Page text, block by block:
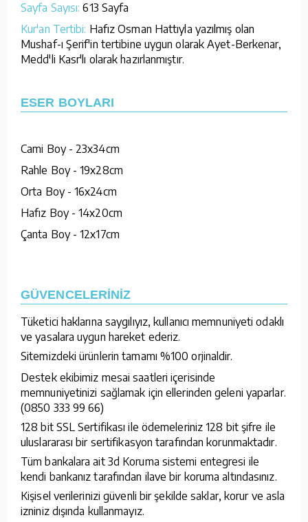
Sayfa Sayısı: 613 Sayfa
Kur'an Tertibi: Hafız Osman Hattıyla yazılmış olan
Mushaf-ı Şerif'in tertibine uygun olarak Ayet-Berkenar,
Medd'li Kasr'lı olarak hazırlanmıştır.
ESER BOYLARI
Cami Boy - 23x34cm
Rahle Boy - 19x28cm
Orta Boy - 16x24cm
Hafız Boy - 14x20cm
Çanta Boy - 12x17cm
GÜVENCELERİNİZ
Tüketici haklarına saygılıyız, kullanıcı memnuniyeti odaklı
ve yasalara uygun hareket ederiz.
Sitemizdeki ürünlerin tamamı %100 orjinaldir.
Destek ekibimiz mesai saatleri içerisinde
memnuniyetinizi sağlamak için ellerinden geleni yaparlar.
(0850 333 99 66)
128 bit SSL Sertifikası ile ödemeleriniz 128 bit şifre ile
uluslararası bir sertifikasyon tarafından korunmaktadır.
Tüm bankalara ait 3d Koruma sistemi entegresi ile
kendi bankanız tarafından ilave bir koruma altındasınız.
Kişisel verilerinizi güvenli bir şekilde saklar, korur ve asla
izniniz dışında kullanmayız.